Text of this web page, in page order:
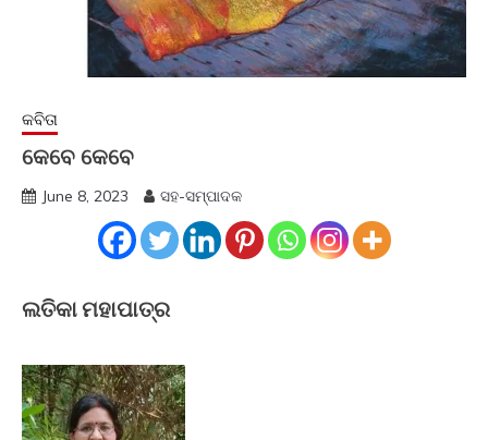
କବିତା
କେବେ କେବେ
June 8, 2023 ସହ-ସମ୍ପାଦକ
ଲତିକା ମହାପାତ୍ର